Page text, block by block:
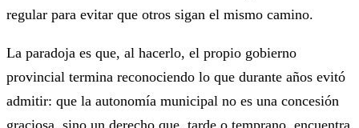
regular para evitar que otros sigan el mismo camino.
La paradoja es que, al hacerlo, el propio gobierno
provincial termina reconociendo lo que durante años evitó
admitir: que la autonomía municipal no es una concesión